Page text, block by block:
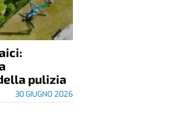
pulizia
30 GIUGNO 2026